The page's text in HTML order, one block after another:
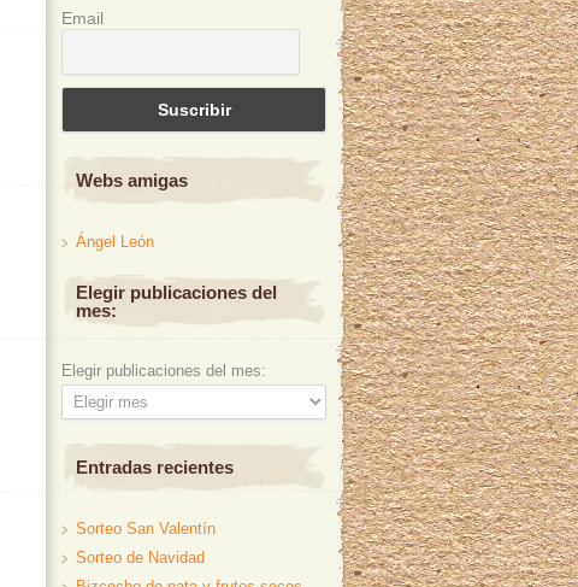
Email
Webs amigas
Ángel León
Elegir publicaciones del
mes:
Elegir publicaciones del mes:
Entradas recientes
Sorteo San Valentín
Sorteo de Navidad